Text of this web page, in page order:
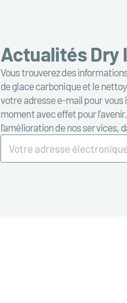
Actualités Dry
Vous trouverez des
de glace carbonique et le
votre adresse e-mail pour
moment avec effet pour
l’amélioration de nos services,